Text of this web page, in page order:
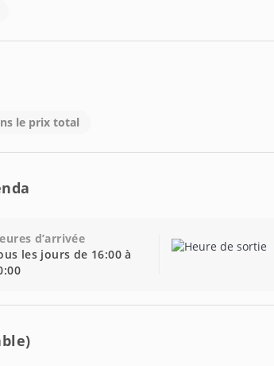
le prix total
d’arrivée
les jours de 16:00 à